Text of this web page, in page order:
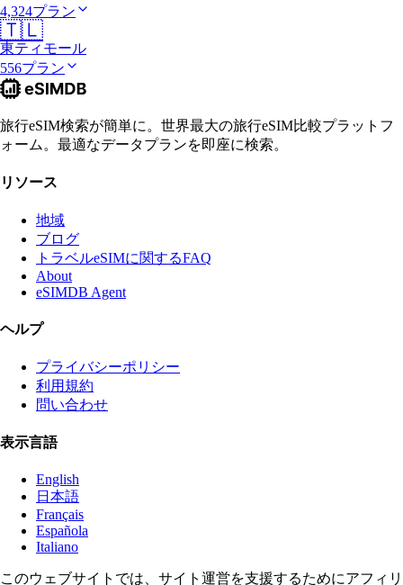
4,324プラン
🇹🇱
東ティモール
556プラン
旅行eSIM検索が簡単に。世界最大の旅行eSIM比較プラットフ
ォーム。最適なデータプランを即座に検索。
リソース
地域
ブログ
トラベルeSIMに関するFAQ
About
eSIMDB Agent
ヘルプ
プライバシーポリシー
利用規約
問い合わせ
表示言語
English
日本語
Français
Española
Italiano
このウェブサイトでは、サイト運営を支援するためにアフィリ